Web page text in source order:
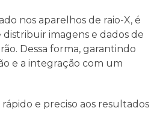
nos aparelhos de raio-X, é
imagens e dados de
Dessa forma, garantindo
e a integração com um
rápido e preciso aos resultados